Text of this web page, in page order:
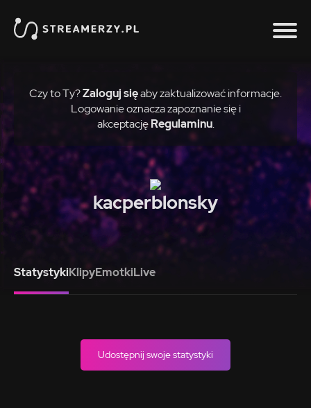
Czy to Ty?Zaloguj sięaby zaktualizować informacje.
Logowanie oznacza zapoznanie się i
akceptację Regulaminu.
kacperblonsky
StatystykiKlipyEmotkiLive
Udostępnij swoje statystyki